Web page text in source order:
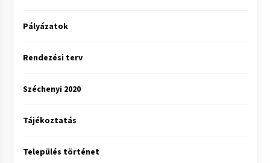
Pályázatok
Rendezési terv
Széchenyi 2020
Tájékoztatás
Település történet